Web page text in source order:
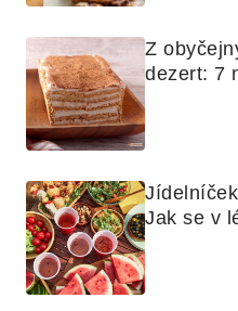
Z
dezert: 7
Jak se v